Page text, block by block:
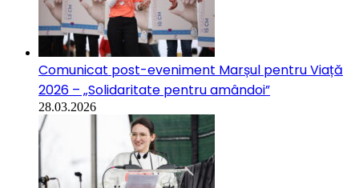
Comunicat post-eveniment Marșul pentru Viață
2026 – „Solidaritate pentru amândoi”
28.03.2026